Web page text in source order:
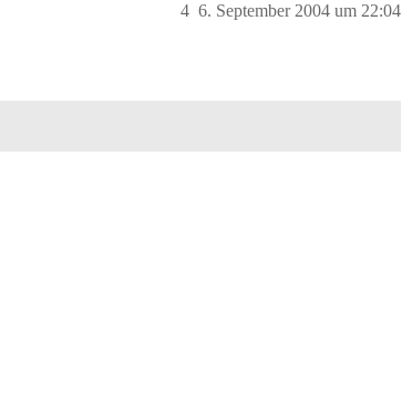
6. September 2004 um 22:04
4